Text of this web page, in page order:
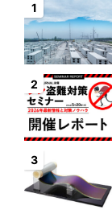
1
2
3